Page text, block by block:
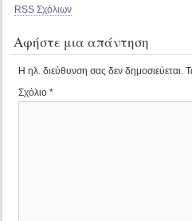
RSS Σχόλιων
Αφήστε μια απάντηση
Η ηλ. διεύθυνση σας δεν δημοσιεύεται.
Σχόλιο *